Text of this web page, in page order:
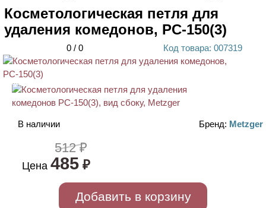
Косметологическая петля для
удаления комедонов, PC-150(3)
0 / 0 Код товара: 007319
АКЦИЯ
В наличии Бренд: Metzger
512 ₽
Цена 485₽
Добавить в корзину